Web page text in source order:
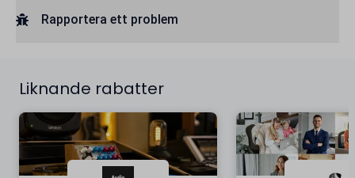
Rapportera ett problem
Liknande rabatter